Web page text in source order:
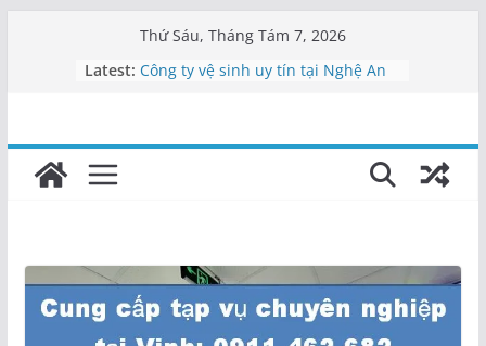
Thứ Sáu, Tháng Tám 7, 2026
Latest: Công ty vệ sinh uy tín tại Nghệ An